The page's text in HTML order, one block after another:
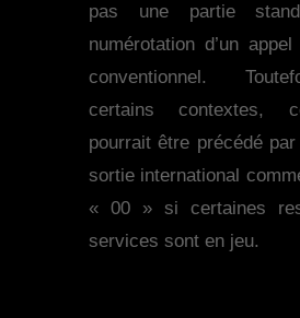
pas une partie
numérotation d’un
conventionnel.
certains contextes,
pourrait être précédé par
sortie international
« 00 » si certaines
services sont en jeu.